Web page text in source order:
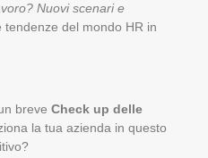
Nuovi scenari e
tendenze del mondo HR in
breve Check up delle
la tua azienda in questo